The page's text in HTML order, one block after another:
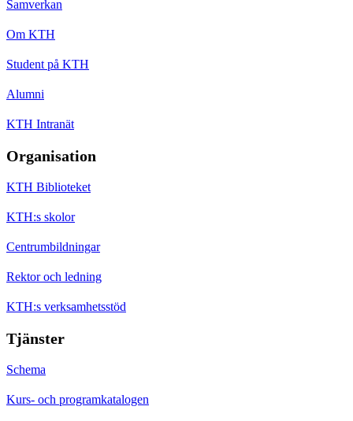
Samverkan
Om KTH
Student på KTH
Alumni
KTH Intranät
Organisation
KTH Biblioteket
KTH:s skolor
Centrumbildningar
Rektor och ledning
KTH:s verksamhetsstöd
Tjänster
Schema
Kurs- och programkatalogen